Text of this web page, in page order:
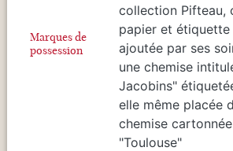
Marques de
possession
collection Pifteau,
papier et étiquette
ajoutée par ses
une chemise
Jacobins"
elle même placée
chemise
"Toulouse"